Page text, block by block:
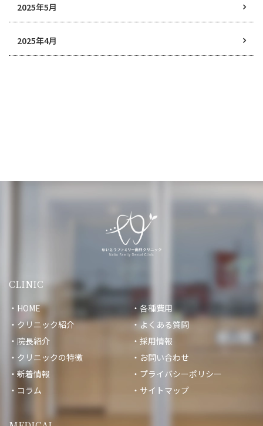
2025年5月
2025年4月
CLINIC
HOME
クリニック紹介
院長紹介
クリニックの特徴
新着情報
コラム
各種費用
よくある質問
採用情報
お問い合わせ
プライバシーポリシー
サイトマップ